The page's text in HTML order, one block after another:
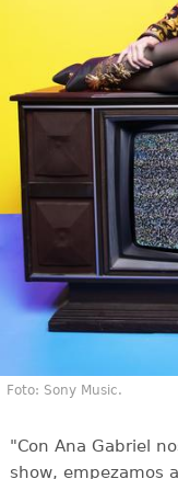
Foto: Sony Music.
"Con Ana Gabriel
show, empezamos